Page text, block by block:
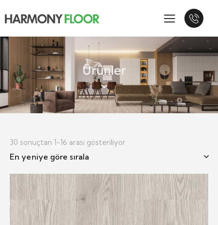
Ürünler
30 sonuçtan 1-16 arası gösteriliyor